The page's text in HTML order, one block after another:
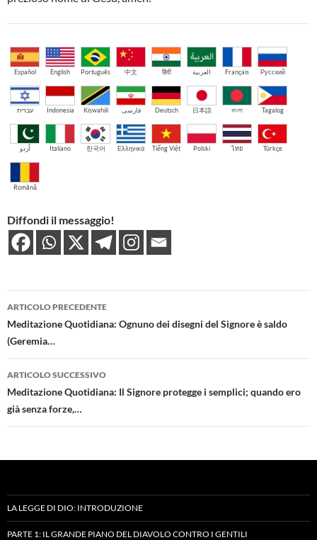
Español English Português 中文 हिंदी العربية Français Русский
עברית Indonesia Kiswahili فارسی Deutsch 日本語 বাংলা Tagalog
اُردو Italiano 한국어 Ελληνικά Tiếng Việt Polski ไทย Türkçe
Română
Diffondi il messaggio!
Navigazione
articolo
ARTICOLO PRECEDENTE
Meditazione Quotidiana: Ognuno dei disegni del Signore è saldo
(Geremia…
ARTICOLO SUCCESSIVO
Meditazione Quotidiana: Il Signore protegge i semplici; quando ero
già senza forze,…
LA LEGGE DI DIO: INTRODUZIONE
PARTE 1: IL GRANDE PIANO DEL DIAVOLO CONTRO I GENTILI